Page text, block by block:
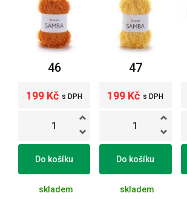
46
199 Kč s DPH
Do košíku
skladem
47
199 Kč s DPH
Do košíku
skladem